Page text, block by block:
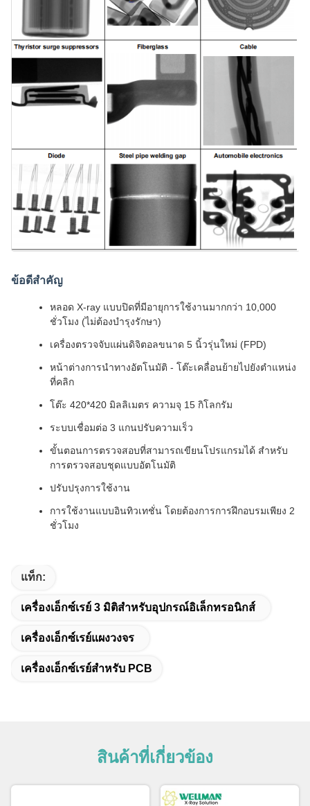
ข้อดีสําคัญ
หลอด X-ray แบบปิดที่มีอายุการใช้งานมากกว่า 10,000
ชั่วโมง (ไม่ต้องบํารุงรักษา)
เครื่องตรวจจับแผ่นดิจิตอลขนาด 5 นิ้วรุ่นใหม่ (FPD)
หน้าต่างการนําทางอัตโนมัติ - โต๊ะเคลื่อนย้ายไปยังตําแหน่ง
ที่คลิก
โต๊ะ 420*420 มิลลิเมตร ความจุ 15 กิโลกรัม
ระบบเชื่อมต่อ 3 แกนปรับความเร็ว
ขั้นตอนการตรวจสอบที่สามารถเขียนโปรแกรมได้ สําหรับ
การตรวจสอบชุดแบบอัตโนมัติ
ปรับปรุงการใช้งาน
การใช้งานแบบอินทิวเทชั่น โดยต้องการการฝึกอบรมเพียง 2
ชั่วโมง
แท็ก:
เครื่องเอ็กซ์เรย์ 3 มิติสำหรับอุปกรณ์อิเล็กทรอนิกส์
เครื่องเอ็กซ์เรย์แผงวงจร
เครื่องเอ็กซ์เรย์สำหรับ PCB
สินค้าที่เกี่ยวข้อง